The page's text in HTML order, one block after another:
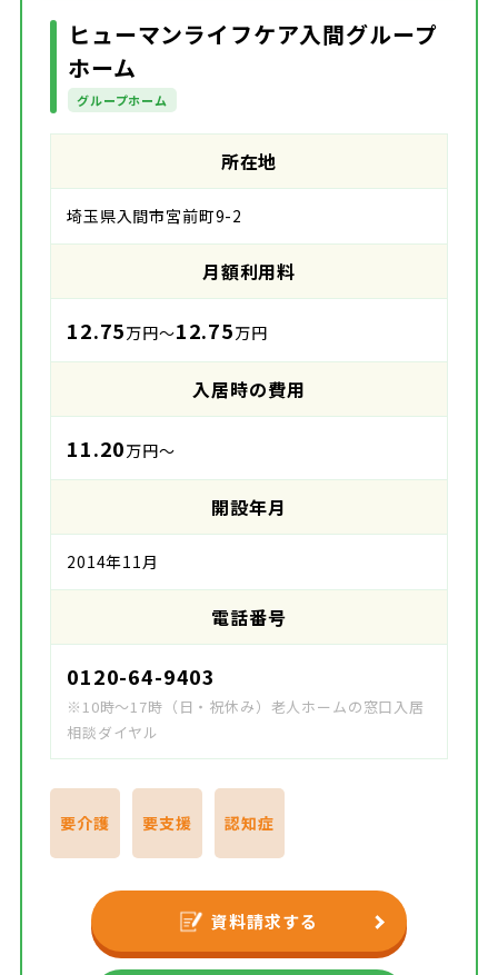
ヒューマンライフケア入間グループ
ホーム
グループホーム
所在地
埼玉県入間市宮前町9-2
月額利用料
12.75万円～12.75万円
入居時の費用
11.20万円～
開設年月
2014年11月
電話番号
0120-64-9403
※10時～17時（日・祝休み）老人ホームの窓口入居
相談ダイヤル
要介護 要支援 認知症
資料請求する